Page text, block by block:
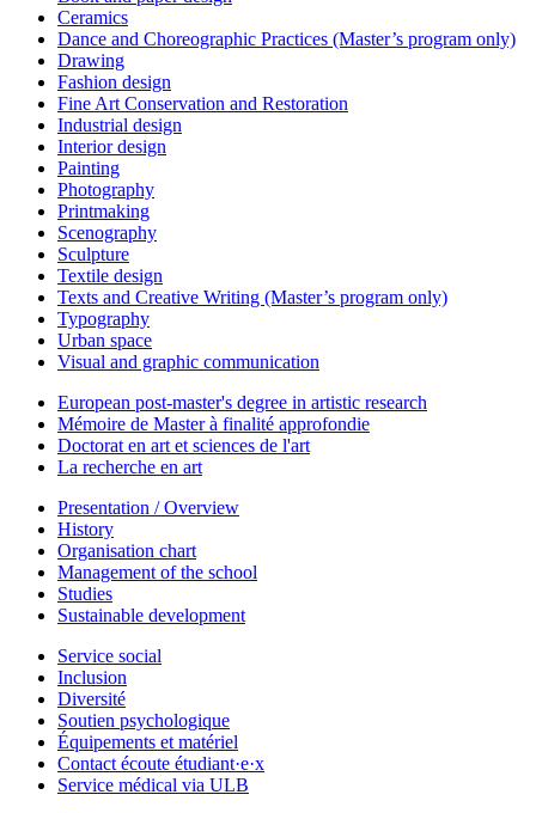
Ceramics
Dance and Choreographic Practices (Master’s program only)
Drawing
Fashion design
Fine Art Conservation and Restoration
Industrial design
Interior design
Painting
Photography
Printmaking
Scenography
Sculpture
Textile design
Texts and Creative Writing (Master’s program only)
Typography
Urban space
Visual and graphic communication
European post-master's degree in artistic research
Mémoire de Master à finalité approfondie
Doctorat en art et sciences de l'art
La recherche en art
Presentation / Overview
History
Organisation chart
Management of the school
Studies
Sustainable development
Service social
Inclusion
Diversité
Soutien psychologique
Équipements et matériel
Contact écoute étudiant·e·x
Service médical via ULB